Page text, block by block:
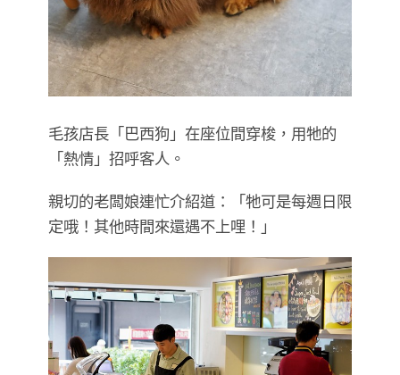
毛孩店長「巴西狗」在座位間穿梭，用牠的
「熱情」招呼客人。
親切的老闆娘連忙介紹道：「牠可是每週日限
定哦！其他時間來還遇不上哩！」